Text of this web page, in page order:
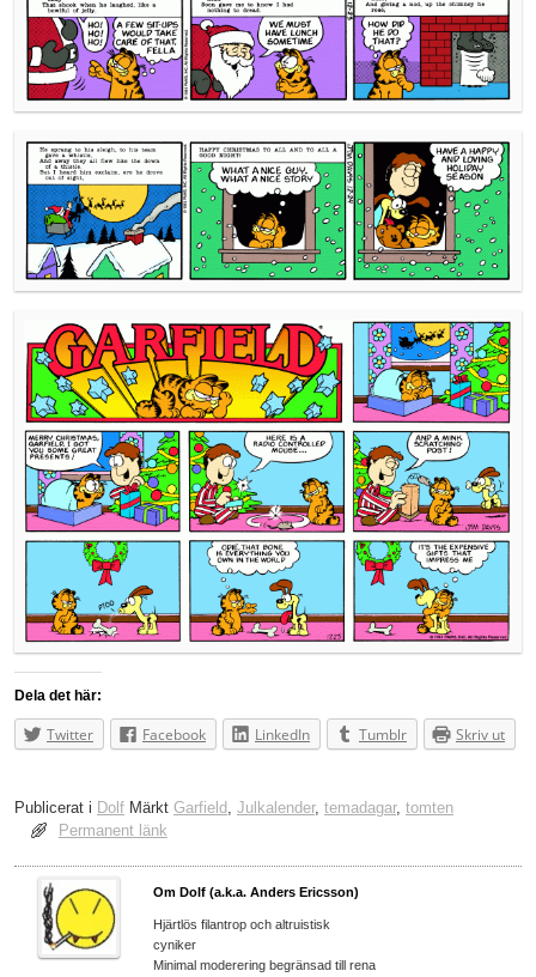
Dela det här:
Twitter Facebook LinkedIn Tumblr Skriv ut
Publicerat i Dolf Märkt Garfield , Julkalender, temadagar, tomten
Permanent länk
Om Dolf (a.k.a. Anders Ericsson)
Hjärtlös filantrop och altruistisk
cyniker
Minimal moderering begränsad till rena